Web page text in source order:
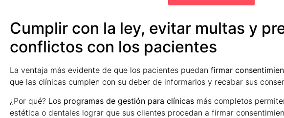
Cumplir con la ley, evitar multas y
conflictos con los pacientes
La ventaja más evidente de que los pacientes puedan firmar
que las clínicas cumplen con su deber de informarlos y recabar sus
¿Por qué? Los programas de gestión para clínicas más completos
estética o dentales lograr que sus clientes procedan a firmar